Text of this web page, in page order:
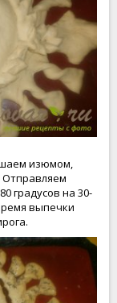
изюмом,
градусов на 30-
выпечки